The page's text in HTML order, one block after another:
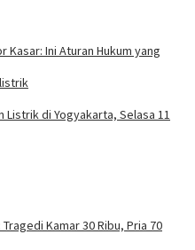
Kasar: Ini Aturan Hukum yang
Listrik di Yogyakarta, Selasa 11
Kamar 30 Ribu, Pria 70